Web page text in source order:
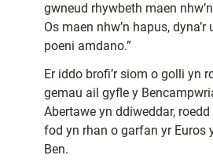
gwneud rhywbeth maen
Os maen nhw’n hapus, dyna’r
poeni amdano.”
Er iddo brofi’r siom o golli yn
gemau ail gyfle y
Abertawe yn ddiweddar,
fod yn rhan o garfan yr Euros
Ben.